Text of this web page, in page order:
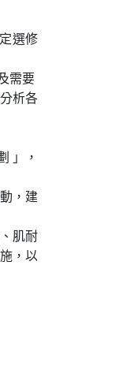
選修
需要
析各
」，
，建
肌耐
，以